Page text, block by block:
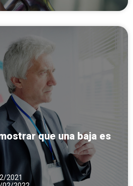
que una baja es
2021